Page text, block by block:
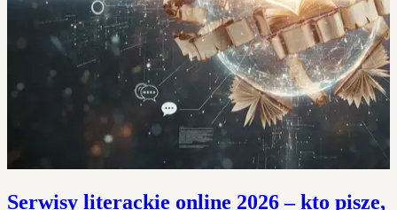
Serwisy literackie online 2026 – kto pisze,